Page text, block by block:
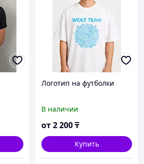
Логотип на футболки
В наличии
от2 200₸
Купить